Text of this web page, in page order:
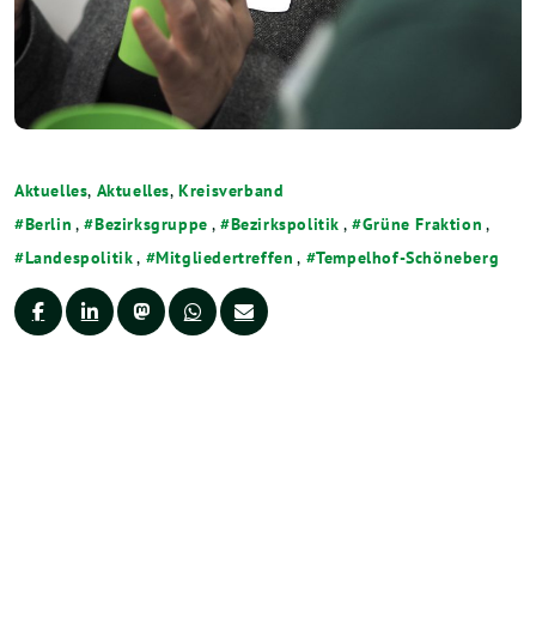
Aktuelles, Aktuelles,Kreisverband
Berlin , Bezirksgruppe , Bezirkspolitik , Grüne Fraktion ,
Landespolitik, Mitgliedertreffen , Tempelhof-Schöneberg